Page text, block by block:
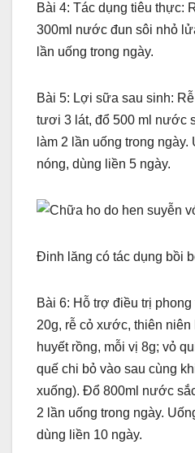
Bài 4: Tác dụng tiêu thực:
300ml nước đun sôi nhỏ
lần uống trong ngày.
Bài 5: Lợi sữa sau sinh:
tươi 3 lát, đổ 500 ml nước
làm 2 lần uống trong ngày.
nóng, dùng liền 5 ngày.
Đinh lăng có tác dụng bồi
Bài 6: Hỗ trợ điều trị
20g, rễ cỏ xước, thiên niên
huyết rồng, mỗi vị 8g; vỏ
quế chi bỏ vào sau cùng
xuống). Đổ 800ml nước
2 lần uống trong ngày.
dùng liền 10 ngày.